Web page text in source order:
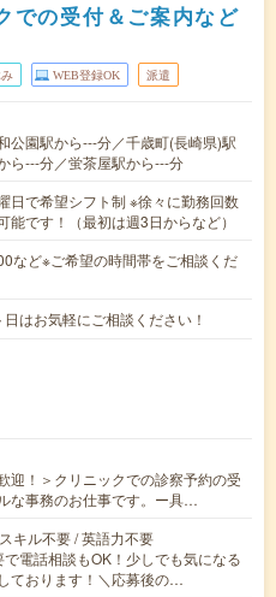
での受付＆ご案内など
WEB登録OK 派遣
公園駅から---分／千歳町(長崎県)駅
ら---分／蛍茶屋駅から---分
日で希望シフト制 ※徐々に勤務回数
能です！（最初は週3日からなど）
など※ご希望の時間帯をご相談くだ
はお気軽にご相談ください！
迎！＞クリニックでの診察予約の受
な事務のお仕事です。ー具…
キル不要 / 英語力不要
電話相談もOK！少しでも気になる
ております！＼応募後の…